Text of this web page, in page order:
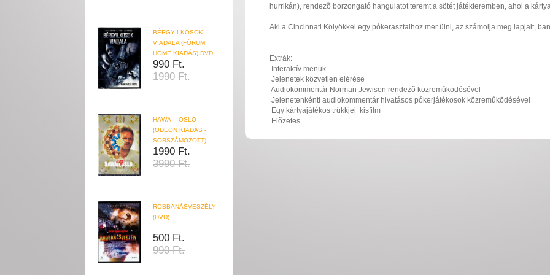
BÉRGYILKOSOK
VIADALA (FÓRUM
HOME KIADÁS) DVD
990 Ft.
1990 Ft.
HAWAII, OSLO
(ODEON KIADÁS -
SORSZÁMOZOTT)
1990 Ft.
3990 Ft.
ROBBANÁSVESZÉLY
(DVD)
500 Ft.
990 Ft.
hurrikán), rendezõ borzongató hangulatot teremt a sötét játékteremben, ahol a
Aki a Cincinnati Kölyökkel egy pókerasztalhoz mer ülni, az számolja meg lapjait,
Extrák:
 Interaktív menük
 Jelenetek közvetlen elérése
 Audiokommentár Norman Jewison rendezõ közremûködésével
 Jelenetenkénti audiokommentár hivatásos pókerjátékosok közremûködésével
 Egy kártyajátékos trükkjei  kisfilm
 Elõzetes